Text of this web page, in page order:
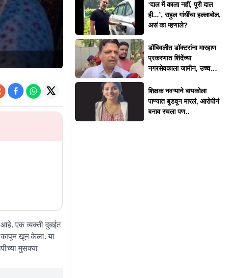
आहे. एक व्यक्ती दुबईत
कापून खून केला. या
मुसक्या
‘दाल में काला नहीं, पूरी दाल
ही...’, राहुल गांधींचा हल्लाबोल,
असं का म्हणाले?
डोंबिवलीत डॉक्टरांना मारहाण
प्रकरणात शिंदेंच्या
नगरसेवकाला जामीन, उच्च
शिक्षक नवऱ्याने बायकोला
पाण्यात बुडवून मारलं, आरोपीनं
बनाव रचला पण..